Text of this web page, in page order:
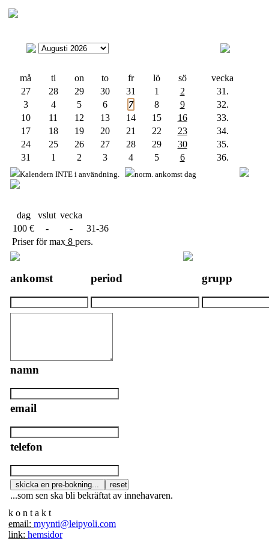
må ti on to fr lö sö
vecka
27
28 29 30 31 1 2
31.
3
4 5 6 7 8 9
32.
10
11 12 13 14 15 16
33.
17
18 19 20 21 22 23
34.
24
25 26 27 28 29 30
35.
31
1 2 3 4 5 6 36.
Kalendern INTE i användning. norm. ankomst dag
dag vslut vecka
100 €
- -
31-36
Priser för max 8 pers.
ankomst period grupp
namn
email
telefon
...som sen ska bli bekräftat av innehavaren.
k o n t a k t
email: myynti@leipyoli.com
link: hemsidor